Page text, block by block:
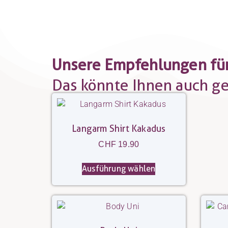
Unsere Empfehlungen
Das könnte Ihnen auch
Langarm Shirt Kakadus
CHF19.90
Ausführung wählen